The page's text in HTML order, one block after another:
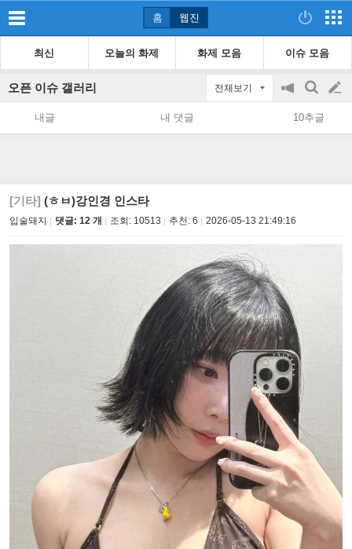
홈 웹진
최신 오늘의 화제 화제 모음 이슈 모음
오픈 이슈 갤러리 전체보기
공
지
on/off
검
색
글
쓰
내글 내 댓글 10추글
[기타] (ㅎㅂ)강인경 인스타
입술돼지 댓글: 12 개 조회: 10513 추천: 6 2026-05-13 21:49:16